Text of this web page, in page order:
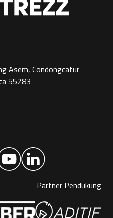
Asem, Condongcatur
55283
Partner Pendukung